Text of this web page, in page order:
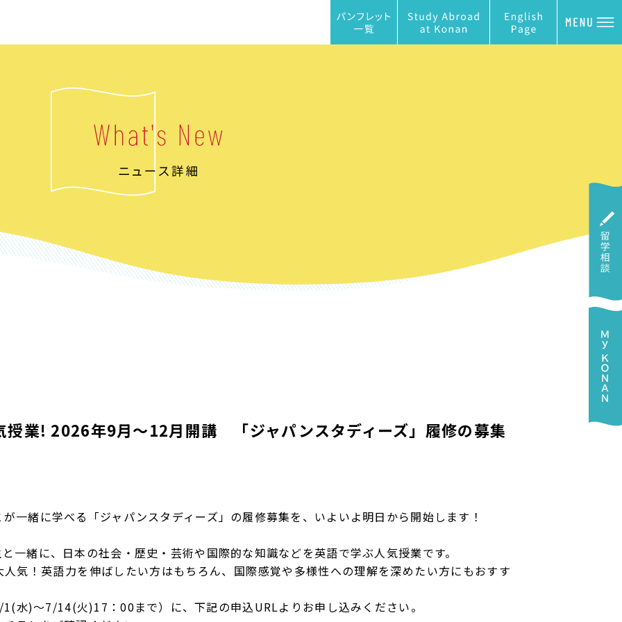
授業! 2026年9月～12月開講 「ジャパンスタディーズ」履修の募集
一緒に学べる「ジャパンスタディーズ」の履修募集を、いよいよ明日から開始します！
一緒に、日本の社会・歴史・芸術や国際的な知識などを英語で学ぶ人気授業です。
気！英語力を伸ばしたい方はもちろん、国際感覚や多様性への理解を深めたい方にもおすす
水)～7/14(火)17：00まで）に、下記の申込URLよりお申し込みください。